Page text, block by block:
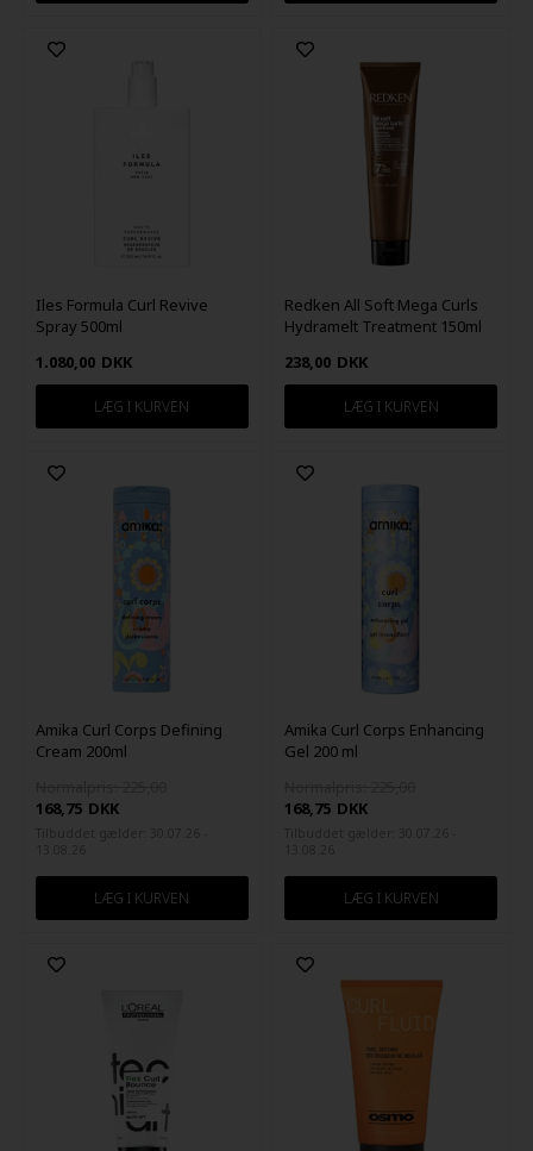
Iles Formula Curl Revive
Spray 500ml
1.080,00 DKK
Redken All Soft Mega Curls
Hydramelt Treatment 150ml
238,00 DKK
Amika Curl Corps Defining
Cream 200ml
168,75 DKK
Amika Curl Corps Enhancing
Gel 200 ml
168,75 DKK